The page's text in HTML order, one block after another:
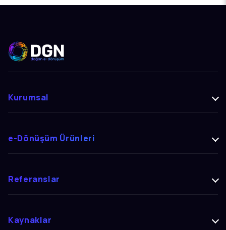
Kurumsal
e-Dönüşüm Ürünleri
Referanslar
Kaynaklar